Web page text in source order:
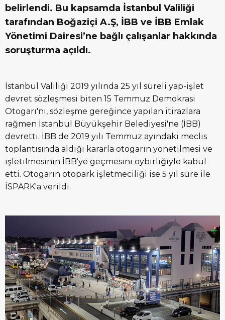
belirlendi. Bu kapsamda İstanbul Valiliği
tarafından Boğaziçi A.Ş, İBB ve İBB Emlak
Yönetimi Dairesi’ne bağlı çalışanlar hakkında
soruşturma açıldı.
İstanbul Valiliği 2019 yılında 25 yıl süreli yap-işlet
devret sözleşmesi biten 15 Temmuz Demokrasi
Otogarı'nı, sözleşme gereğince yapılan itirazlara
rağmen İstanbul Büyükşehir Belediyesi'ne (İBB)
devretti. İBB de 2019 yılı Temmuz ayındaki meclis
toplantısında aldığı kararla otogarın yönetilmesi ve
işletilmesinin İBB'ye geçmesini oybirliğiyle kabul
etti. Otogarın otopark işletmeciliği ise 5 yıl süre ile
İSPARK'a verildi.